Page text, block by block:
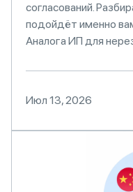
согласований.
подойдёт именно
Аналога ИП для
Июл 13, 2026